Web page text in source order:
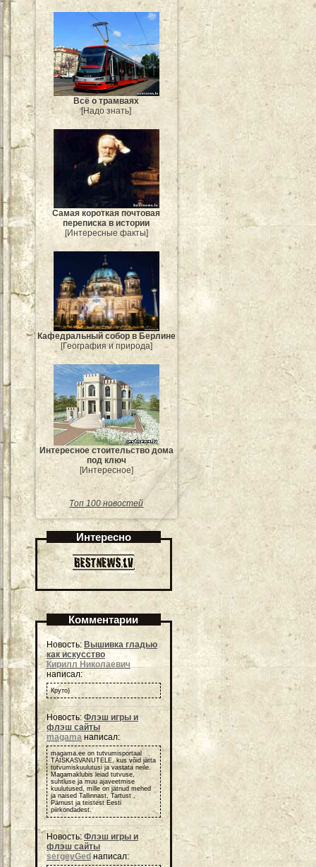
Всё о трамваях
[Надо знать]
Самая короткая почтовая
переписка в истории
[Интересные факты]
Кафедральный собор в Берлине
[География и природа]
Интересное стоительство дома
под ключ
[Интересное]
Топ 100 новостей
Интересно
Комментарии
Новость: Вышивка гладью
как искусство
Кирилл Николаевич
написал:
Круто)
Новость: Флэш игры и
флэш сайты
magama написал:
magama.ee on tutvumisportaal
TÄISKASVANUTELE, kus võid jätta
tutvumiskuulutusi ja vastata neile.
Magamaklubis leiad tutvuse,
suhtluse ja muu ajaveetmise
kuulutused, mille on jätnud mehed
ja naised Tallinnast, Tartust ,
Pärnust ja teistest Eesti
piirkondadest.
Новость: Флэш игры и
флэш сайты
sergeyGed написал: